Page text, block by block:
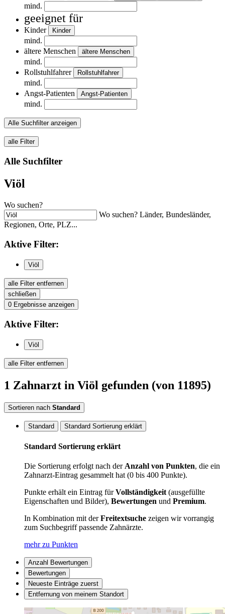
mind.
geeignet für
Kinder Kinder
mind.
ältere Menschen
ältere Menschen
mind.
Rollstuhlfahrer
Rollstuhlfahrer
mind.
Angst-Patienten
Angst-Patienten
mind.
Alle Suchfilter anzeigen
alle Filter
Alle Suchfilter
Viöl
Wo suchen?
Wo suchen? Länder, Bundesländer,
Regionen, Orte, PLZ...
Aktive Filter:
Viöl
alle Filter entfernen
schließen
0 Ergebnisse anzeigen
Aktive Filter:
Viöl
alle Filter entfernen
1 Zahnarzt in Viöl gefunden (von 11895)
Sortieren nach Standard
Standard Standard Sortierung erklärt
Standard Sortierung erklärt
Die Sortierung erfolgt nach derAnzahl von Punkten, die ein
Zahnarzt-Eintrag gesammelt hat (0 bis 400 Punkte).
Punkte erhält ein Eintrag fürVollständigkeit(ausgefüllte
Eigenschaften und Bilder), Bewertungen und Premium.
In Kombination mit derFreitextsuche zeigen wir vorrangig
zum Suchbegriff passende Zahnärzte.
mehr zu Punkten
Anzahl Bewertungen
Bewertungen
Neueste Einträge zuerst
Entfernung von meinem Standort